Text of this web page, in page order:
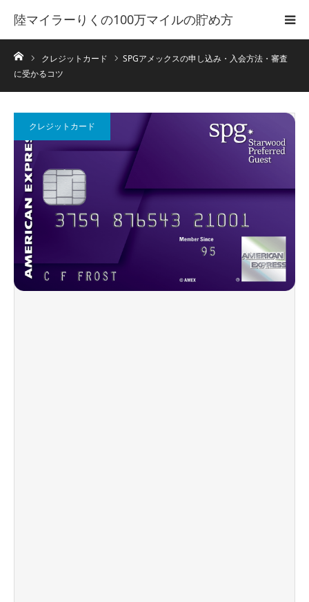
陸マイラーりくの100万マイルの貯め方
ホームクレジットカード
SPGアメックスの申し込み・入会方法・審査
に受かるコツ
クレジットカード